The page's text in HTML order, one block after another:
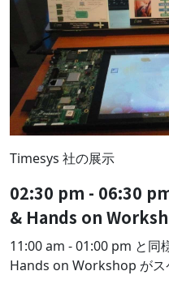
Timesys 社の展示
02:30 pm - 06:30
& Hands on
11:00 am - 01:00 pm と同
Hands on Workshop がス